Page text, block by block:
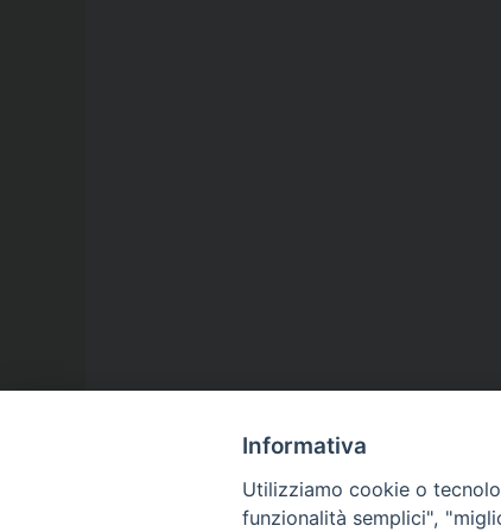
Informativa
Utilizziamo cookie o
funzionalità semplici",